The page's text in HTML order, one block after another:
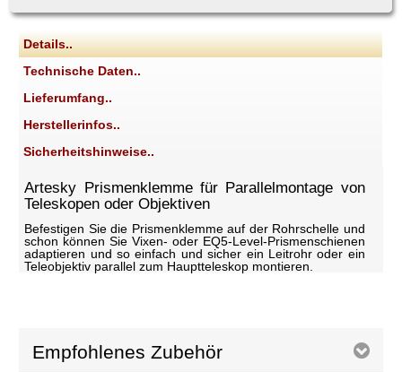
Details..
Technische Daten..
Lieferumfang..
Herstellerinfos..
Sicherheitshinweise..
Artesky Prismenklemme für Parallelmontage von
Teleskopen oder Objektiven
Befestigen Sie die Prismenklemme auf der Rohrschelle und
schon können Sie Vixen- oder EQ5-Level-Prismenschienen
adaptieren und so einfach und sicher ein Leitrohr oder ein
Teleobjektiv parallel zum Hauptteleskop montieren.
Empfohlenes Zubehör